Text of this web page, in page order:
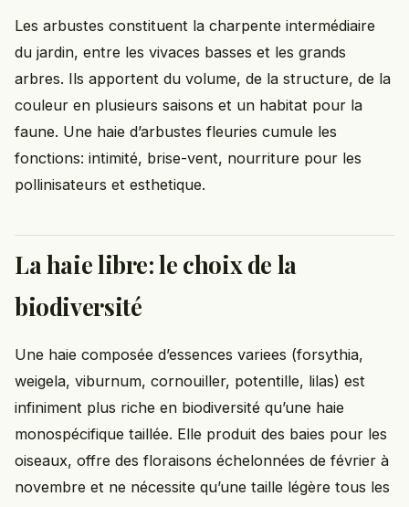
Les arbustes constituent la charpente intermédiaire
du jardin, entre les vivaces basses et les grands
arbres. Ils apportent du volume, de la structure, de la
couleur en plusieurs saisons et un habitat pour la
faune. Une haie d’arbustes fleuries cumule les
fonctions: intimité, brise-vent, nourriture pour les
pollinisateurs et esthetique.
La haie libre: le choix de la
biodiversité
Une haie composée d’essences variees (forsythia,
weigela, viburnum, cornouiller, potentille, lilas) est
infiniment plus riche en biodiversité qu’une haie
monospécifique taillée. Elle produit des baies pour les
oiseaux, offre des floraisons échelonnées de février à
novembre et ne nécessite qu’une taille légère tous les